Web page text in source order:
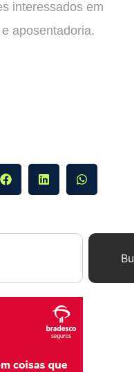
interessados em
aposentadoria.